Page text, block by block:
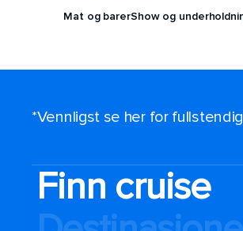
Mat og barerShow og
*Vennligst se her for
Finn cruise